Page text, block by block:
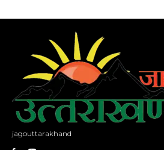
jagouttarakhand